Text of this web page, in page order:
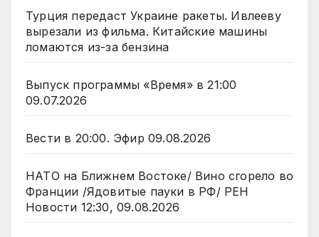
Турция передаст Украине ракеты. Ивлееву
вырезали из фильма. Китайские машины
ломаются из-за бензина
Выпуск программы «Время» в 21:00
09.07.2026
Вести в 20:00. Эфир 09.08.2026
НАТО на Ближнем Востоке/ Вино сгорело во
Франции /Ядовитые пауки в РФ/ РЕН
Новости 12:30, 09.08.2026